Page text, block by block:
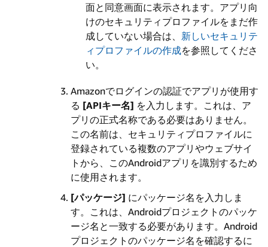
面と同意画面に表示されます。アプリ向
けのセキュリティプロファイルをまだ作
成していない場合は、 新しいセキュリテ
ィプロファイルの作成を参照してくださ
い。
Amazonでログインの認証でアプリが使用す
る [APIキー名] を入力します。これは、ア
プリの正式名称である必要はありません。
この名前は、セキュリティプロファイルに
登録されている複数のアプリやウェブサイ
トから、このAndroidアプリを識別するため
に使用されます。
[パッケージ] にパッケージ名を入力しま
す。これは、Androidプロジェクトのパッケ
ージ名と一致する必要があります。Android
プロジェクトのパッケージ名を確認するに